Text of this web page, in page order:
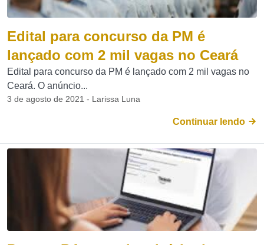
Edital para concurso da PM é
lançado com 2 mil vagas no Ceará
Edital para concurso da PM é lançado com 2 mil vagas no
Ceará. O anúncio...
3 de agosto de 2021 - Larissa Luna
Continuar lendo